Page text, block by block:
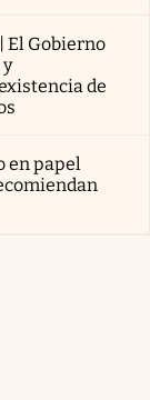
El Gobierno
de
en papel